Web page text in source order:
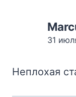
31
Неплохая